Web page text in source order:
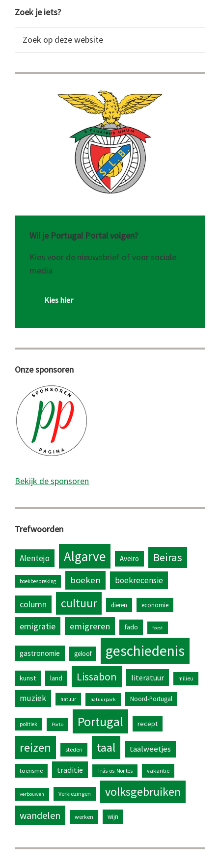
Primaire
Sidebar
Zoek je iets?
op
website
Wil je Portugal Portal volgen?
Kies voor de nieuwsbrief of voor sociale
media
Kies hier
Onze sponsoren
Bekijk de sponsoren
Trefwoorden
Alentejo Algarve Aveiro Beiras
boekbespreking boeken boekrecensie
column cultuur dieren economie
emigratie emigreren fado feest
gastronomie geloof geschiedenis
kunst land Lissabon literatuur milieu
muziek natuur natuurpark Noord-Portugal
politiek Porto Portugal recept
reizen steden taal taalweetjes
toerisme traditie Trás-os-Montes vakantie
verbouwen Verkiezingen volksgebruiken
wandelen werken wijn